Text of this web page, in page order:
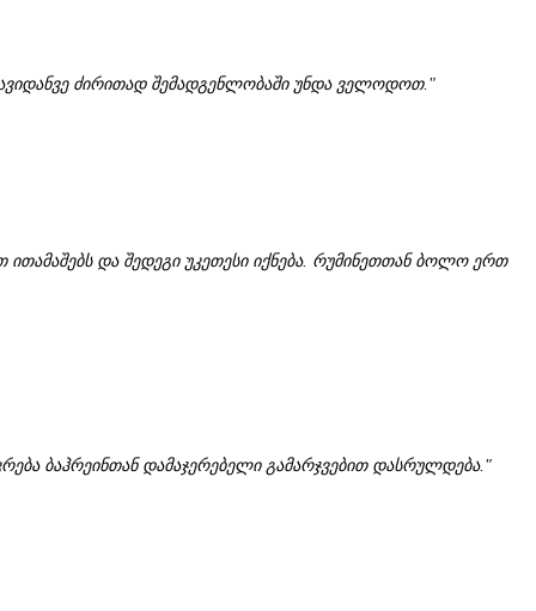
ძირითად შემადგენლობაში უნდა ველოდოთ."
ითამაშებს და შედეგი უკეთესი იქნება. რუმინეთთან ბოლო ერთ
ბაჰრეინთან დამაჯერებელი გამარჯვებით დასრულდება."